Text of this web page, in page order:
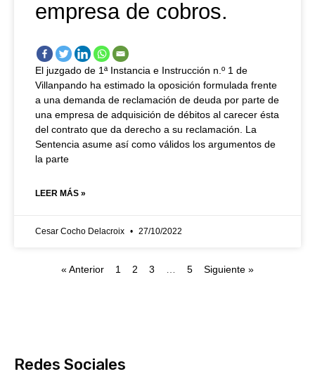
empresa de cobros.
El juzgado de 1ª Instancia e Instrucción n.º 1 de
Villanpando ha estimado la oposición formulada frente
a una demanda de reclamación de deuda por parte de
una empresa de adquisición de débitos al carecer ésta
del contrato que da derecho a su reclamación. La
Sentencia asume así como válidos los argumentos de
la parte
LEER MÁS »
Cesar Cocho Delacroix 27/10/2022
« Anterior 1 2 3 … 5 Siguiente »
Redes Sociales